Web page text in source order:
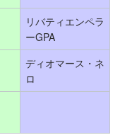
リバティエンペラ
ーGPA
ディオマース・ネ
ロ